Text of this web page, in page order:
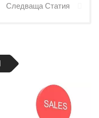
Следваща Статия